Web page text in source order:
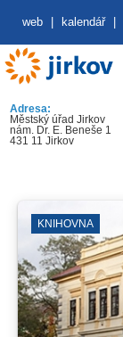
web kalendář
Adresa:
Městský úřad Jirkov
nám. Dr. E. Beneše 1
431 11 Jirkov
KNIHOVNA